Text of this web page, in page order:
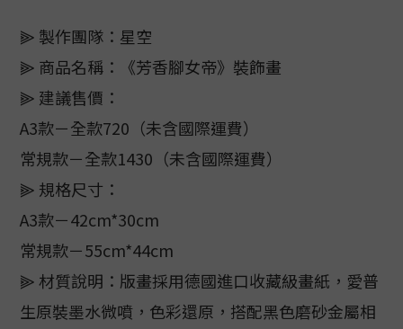
⫸ 製作團隊：星空
⫸ 商品名稱：《芳香腳女帝》裝飾畫
⫸ 建議售價：
A3款－全款720（未含國際運費）
常規款－全款1430（未含國際運費）
⫸ 規格尺寸：
A3款－42cm*30cm
常規款－55cm*44cm
⫸ 材質說明：版畫採用德國進口收藏級畫紙，愛普
生原裝墨水微噴，色彩還原，搭配黑色磨砂金屬相